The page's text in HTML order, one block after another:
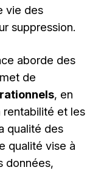
vie des
suppression.
aborde des
de
, en
rentabilité et les
qualité des
qualité vise à
données,